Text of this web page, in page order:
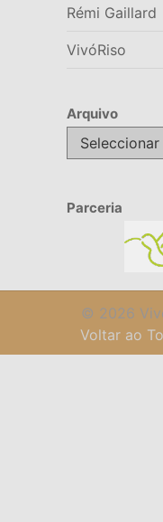
Rémi Gaillard
VivóRiso
Arquivo
Arquivo
Parceria
© 2026
Voltar ao